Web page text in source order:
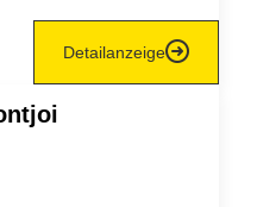
Detailanzeige